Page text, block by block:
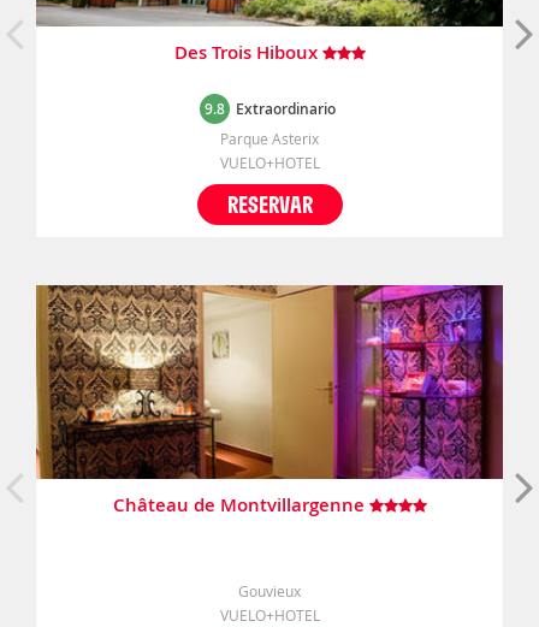
Des Trois Hiboux
9.8 Extraordinario
Parque Asterix
VUELO+HOTEL
RESERVAR
Château de Montvillargenne
Gouvieux
VUELO+HOTEL